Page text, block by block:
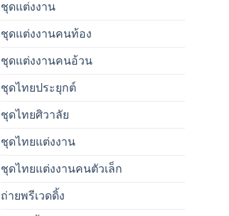
ชุดแต่งงาน
ชุดแต่งงานคนท้อง
ชุดแต่งงานคนอ้วน
ชุดไทยประยุกต์
ชุดไทยศิวาลัย
ชุดไทยแต่งงาน
ชุดไทยแต่งงานคนตัวเล็ก
ถ่ายพรีเวดดิ้ง